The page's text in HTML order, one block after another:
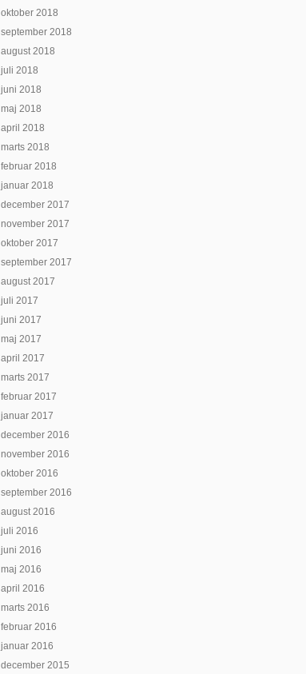
oktober 2018
september 2018
august 2018
juli 2018
juni 2018
maj 2018
april 2018
marts 2018
februar 2018
januar 2018
december 2017
november 2017
oktober 2017
september 2017
august 2017
juli 2017
juni 2017
maj 2017
april 2017
marts 2017
februar 2017
januar 2017
december 2016
november 2016
oktober 2016
september 2016
august 2016
juli 2016
juni 2016
maj 2016
april 2016
marts 2016
februar 2016
januar 2016
december 2015